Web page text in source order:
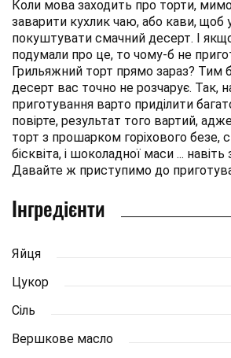
Коли мова заходить про торти,
заварити кухлик чаю, або кави, щоб
покуштувати смачний десерт. І
подумали про це, то чому-б не
Грильяжний торт прямо зараз? Тим
десерт вас точно не розчарує. Так,
приготування варто приділити
повірте, результат того вартий,
торт з прошарком горіхового безе,
бісквіта, і шоколадної маси ...
Давайте ж приступимо до
Інгредієнти
Яйця
Цукор
Сіль
Вершкове масло